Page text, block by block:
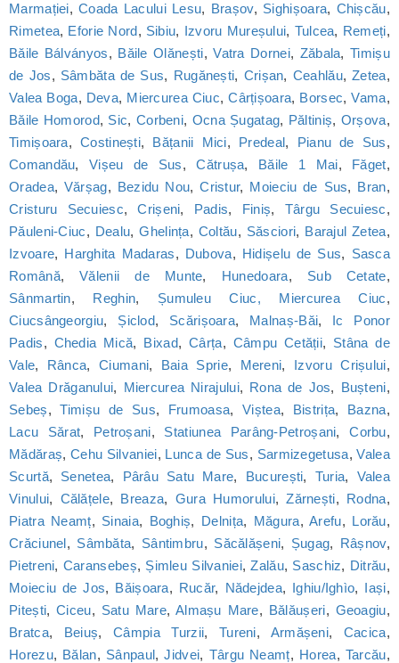
Marmației,Coada Lacului Lesu, Brașov, Sighișoara, Chișcău,
Rimetea, Eforie Nord, Sibiu, Izvoru Mureșului, Tulcea, Remeți,
Băile Bálványos, Băile Olănești,Vatra Dornei, Zăbala,Timișu
de Jos, Sâmbăta de Sus, Rugănești, Crișan, Ceahlău,Zetea,
Valea Boga, Deva, Miercurea Ciuc,Cârțișoara, Borsec,Vama,
Băile Homorod, Sic, Corbeni, Ocna Șugatag, Păltiniș, Orșova,
Timișoara,Costinești, Bățanii Mici, Predeal, Pianu de Sus,
Comandău,Vișeu de Sus,Cătrușa, Băile 1 Mai, Făget,
Oradea, Vărșag, Bezidu Nou,Cristur, Moieciu de Sus, Bran,
Cristuru Secuiesc,Crișeni, Padis, Finiș, Târgu Secuiesc,
Păuleni-Ciuc, Dealu,Ghelința, Coltău, Săsciori, Barajul Zetea,
Izvoare, Harghita Madaras, Dubova, Hidișelu de Sus, Sasca
Română,Vălenii de Munte, Hunedoara, Sub Cetate,
Sânmartin, Reghin, Șumuleu Ciuc, Miercurea Ciuc,
Ciucsângeorgiu, Șiclod, Scărișoara, Malnaș-Băi, Ic Ponor
Padis, Chedia Mică, Bixad,Cârța, Câmpu Cetății, Stâna de
Vale, Rânca,Ciumani, Baia Sprie, Mereni, Izvoru Crișului,
Valea Drăganului, Miercurea Nirajului, Rona de Jos, Bușteni,
Sebeș,Timișu de Sus, Frumoasa,Viștea, Bistrița, Bazna,
Lacu Sărat, Petroșani, Statiunea Parâng-Petroșani,Corbu,
Mădăraș,Cehu Silvaniei, Lunca de Sus, Sarmizegetusa,Valea
Scurtă, Senetea, Pârâu Satu Mare, București, Turia, Valea
Vinului, Călățele, Breaza, Gura Humorului,Zărnești, Rodna,
Piatra Neamț, Sinaia, Boghiș, Delnița, Măgura,Arefu, Lorău,
Crăciunel, Sâmbăta, Sântimbru, Săcălășeni, Șugag, Râșnov,
Pietreni, Caransebeș, Șimleu Silvaniei,Zalău, Saschiz, Ditrău,
Moieciu de Jos, Băișoara, Rucăr, Nădejdea, Ighiu/Ighìo, Iași,
Pitești,Ciceu, Satu Mare, Almașu Mare, Bălăușeri, Geoagiu,
Bratca, Beiuș, Câmpia Turzii, Tureni, Armășeni, Cacica,
Horezu, Bălan, Sânpaul,Jidvei, Târgu Neamț, Horea, Tarcău,